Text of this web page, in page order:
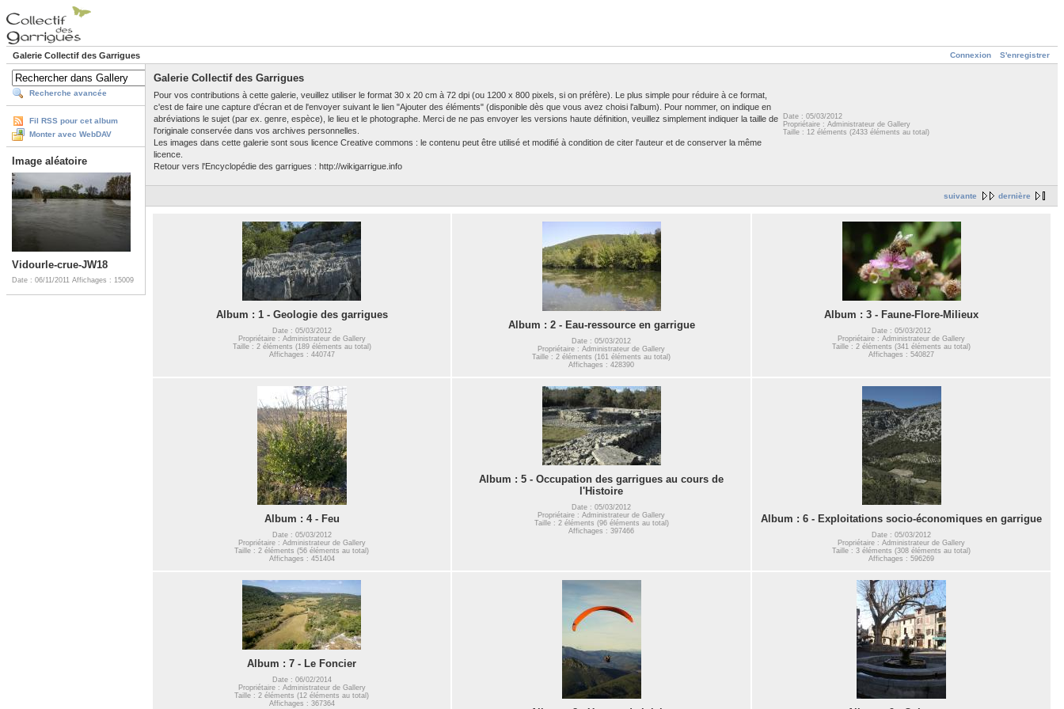
Connexion S'enregistrer
Galerie Collectif des Garrigues
Recherche avancée
Fil RSS pour cet album
Monter avec WebDAV
Image aléatoire
Vidourle-crue-JW18
Date : 06/11/2011 Affichages : 15009
Galerie Collectif des Garrigues
Pour vos contributions à cette galerie, veuillez utiliser le format 30 x 20 cm à 72 dpi (ou 1200 x 800 pixels, si on préfère). Le plus simple pour réduire à ce format,
c'est de faire une capture d'écran et de l'envoyer suivant le lien "Ajouter des éléments" (disponible dès que vous avez choisi l'album). Pour nommer, on indique en
abréviations le sujet (par ex. genre, espèce), le lieu et le photographe. Merci de ne pas envoyer les versions haute définition, veuillez simplement indiquer la taille de
l'originale conservée dans vos archives personnelles.
Les images dans cette galerie sont sous licence Creative commons : le contenu peut être utilisé et modifié à condition de citer l'auteur et de conserver la même
licence.
Retour vers l'Encyclopédie des garrigues : http://wikigarrigue.info
Date : 05/03/2012
Propriétaire : Administrateur de Gallery
Taille : 12 éléments (2433 éléments au total)
suivante dernière
Album : 1 - Geologie des garrigues
Date : 05/03/2012
Propriétaire : Administrateur de Gallery
Taille : 2 éléments (189 éléments au total)
Affichages : 440747
Album : 2 - Eau-ressource en garrigue
Date : 05/03/2012
Propriétaire : Administrateur de Gallery
Taille : 2 éléments (161 éléments au total)
Affichages : 428390
Album : 3 - Faune-Flore-Milieux
Date : 05/03/2012
Propriétaire : Administrateur de Gallery
Taille : 2 éléments (341 éléments au total)
Affichages : 540827
Album : 4 - Feu
Date : 05/03/2012
Propriétaire : Administrateur de Gallery
Taille : 2 éléments (56 éléments au total)
Affichages : 451404
Album : 5 - Occupation des garrigues au cours de
l'Histoire
Date : 05/03/2012
Propriétaire : Administrateur de Gallery
Taille : 2 éléments (96 éléments au total)
Affichages : 397466
Album : 6 - Exploitations socio-économiques en garrigue
Date : 05/03/2012
Propriétaire : Administrateur de Gallery
Taille : 3 éléments (308 éléments au total)
Affichages : 596269
Album : 7 - Le Foncier
Date : 06/02/2014
Propriétaire : Administrateur de Gallery
Taille : 2 éléments (12 éléments au total)
Affichages : 367364